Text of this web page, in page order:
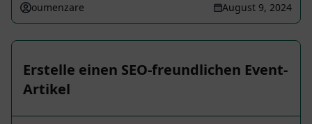
oumenzare August 9, 2024
Erstelle einen SEO-freundlichen Event-
Artikel